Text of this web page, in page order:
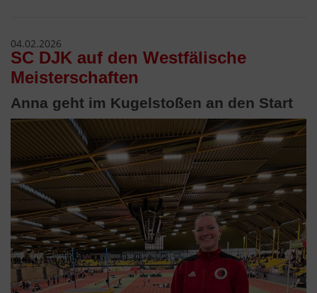
04.02.2026
SC DJK auf den Westfälische
Meisterschaften
Anna geht im Kugelstoßen an den Start